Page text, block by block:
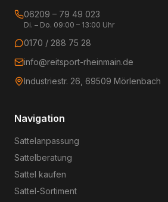
06209 – 79 49 023
Di. – Do. 09:00 – 13:00 Uhr
0170 / 288 75 28
info@reitsport-rheinmain.de
Industriestr. 26, 69509 Mörlenbach
Navigation
Sattelanpassung
Sattelberatung
Sattel kaufen
Sattel-Sortiment